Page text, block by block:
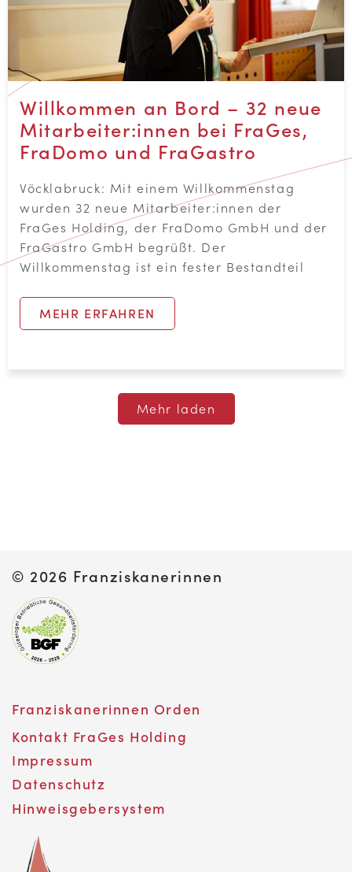
Willkommen an Bord – 32 neue
Mitarbeiter:innen bei FraGes,
FraDomo und FraGastro
Vöcklabruck: Mit einem Willkommenstag
wurden 32 neue Mitarbeiter:innen der
FraGes Holding, der FraDomo GmbH und der
FraGastro GmbH begrüßt. Der
Willkommenstag ist ein fester Bestandteil
MEHR ERFAHREN
Mehr laden
Kontakt FraGes Holding
Impressum
Hinweisgebersystem
Franziskanerinnen Orden